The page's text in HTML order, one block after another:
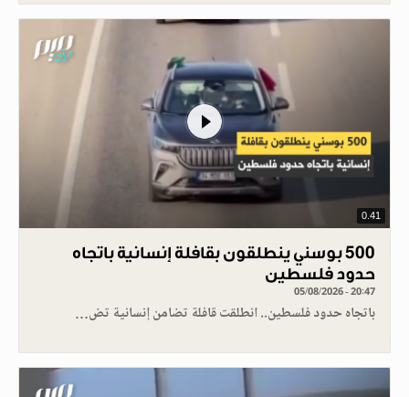
0.41
500 بوسني ينطلقون بقافلة إنسانية باتجاه
حدود فلسطين
05/08/2026 - 20:47
باتجاه حدود فلسطين.. انطلقت قافلة تضامن إنسانية تض…